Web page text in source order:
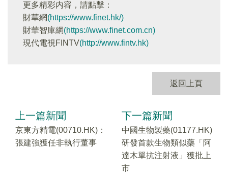
更多精彩内容，請點擊：
財華網(https://www.finet.hk/)
財華智庫網(https://www.finet.com.cn)
現代電視FINTV(http://www.fintv.hk)
返回上頁
上一篇新聞
京東方精電(00710.HK)：
張建強獲任非執行董事
下一篇新聞
中國生物製藥(01177.HK)
研發首款生物類似藥「阿
達木單抗注射液」獲批上
市